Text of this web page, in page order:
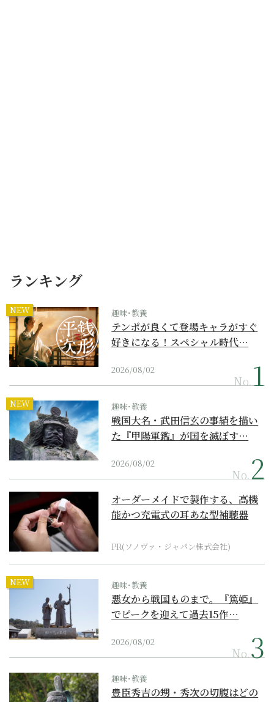
ランキング
NEW 趣味･教養
テンポが良くて登場キャラがすぐ
好きになる！スペシャル時代…
2026/08/02
No.
NEW 趣味･教養
戦国大名・武田信玄の事績を描い
た『甲陽軍鑑』が国を滅ぼす…
2026/08/02
No.
オーダーメイドで製作する、高機
能かつ充電式の耳あな型補聴器
PR(ソノヴァ・ジャパン株式会社)
NEW 趣味･教養
悪女から戦国ものまで。『篤姫』
でピークを迎えて過去15作…
2026/08/02
No.
趣味･教養
豊臣秀吉の甥・秀次の切腹はどの